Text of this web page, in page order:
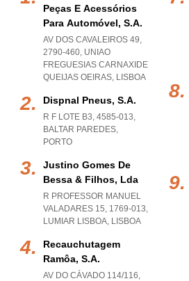
Peças E Acessórios
Para Automóvel, S.a.
AV DOS CAVALEIROS 49,
2790-460, UNIAO
FREGUESIAS CARNAXIDE
QUEIJAS OEIRAS, LISBOA
Dispnal Pneus, S.a.
R F LOTE B3, 4585-013,
BALTAR PAREDES,
PORTO
Justino Gomes De
Bessa & Filhos, Lda
R PROFESSOR MANUEL
VALADARES 15, 1769-013,
LUMIAR LISBOA, LISBOA
Recauchutagem
Ramôa, S.a.
AV DO CÁVADO 114/116,